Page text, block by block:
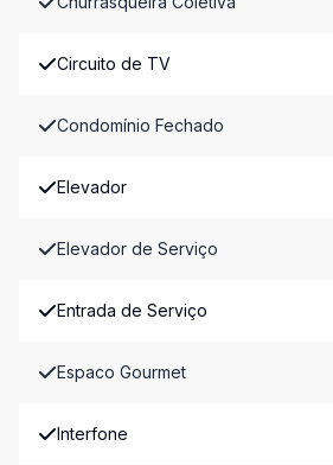
Circuito de TV
Condomínio Fechado
Elevador
Elevador de Serviço
Entrada de Serviço
Espaco Gourmet
Interfone